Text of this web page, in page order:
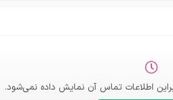
اطلاعات تماس آن نمایش داده نمی‌شود.